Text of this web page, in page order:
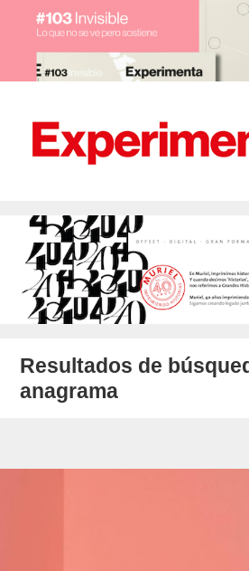
Resultados de
anagrama